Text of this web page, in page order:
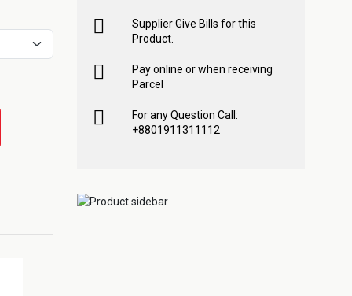
Supplier Give Bills for this
Product.
Pay online or when receiving
Parcel
For any Question Call:
+8801911311112